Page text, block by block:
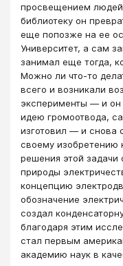
просвещением
библиотеку он
еще попозже на ее
Университет, а сам
занимал еще тогда,
Можно ли что-то
всего и возникали
эксперименты — и
идею громоотвода,
изготовил — и снова
своему изобретению
решения этой задачи
природы
концепцию
обозначение
создал
благодаря этим
стал первым
академию наук в